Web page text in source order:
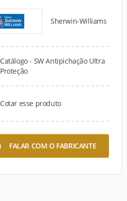
Sherwin-Williams
Catálogo - SW Antipichação Ultra
Proteção
Cotar esse produto
FALAR COM O FABRICANTE